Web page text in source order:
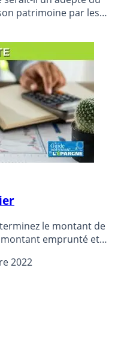
patrimoine par les
le montant de
emprunté et
2022